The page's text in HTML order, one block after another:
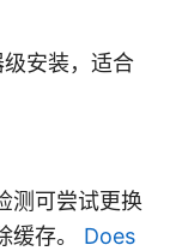
安装，适合
测可尝试更换
缓存。 Does